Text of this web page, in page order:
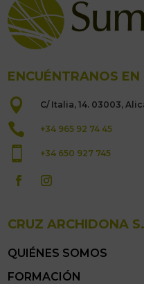
ENCUÉNTRANOS EN
 C/ Italia, 14. 03003,
 +34 965 92 74 45
 +34 650 927 745
CRUZ ARCHIDONA
QUIÉNES SOMOS
FORMACIÓN